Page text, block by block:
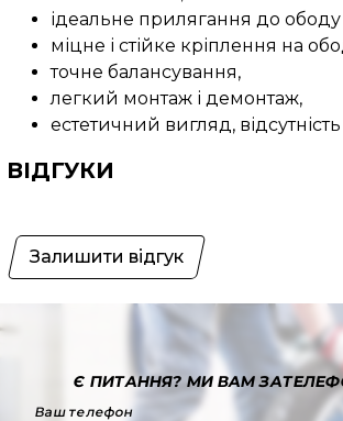
ідеальне прилягання до
міцне і стійке кріплення на
точне балансування,
легкий монтаж і демонтаж,
естетичний вигляд, відсутність
ВІДГУКИ
Залишити відгук
Є ПИТАННЯ?МИ ВАМ
Ваш телефон